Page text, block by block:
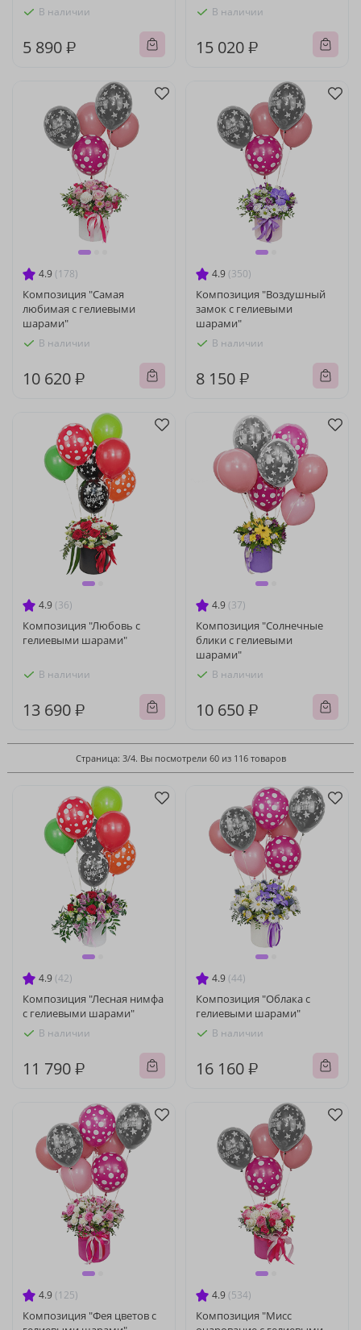
В наличии
5 890 ₽
В наличии
15 020 ₽
4.9 (178)
Композиция "Самая
любимая с гелиевыми
шарами"
В наличии
10 620 ₽
4.9 (350)
Композиция "Воздушный
замок с гелиевыми
шарами"
В наличии
8 150 ₽
4.9 (36)
Композиция "Любовь с
гелиевыми шарами"
В наличии
13 690 ₽
4.9 (37)
Композиция "Солнечные
блики с гелиевыми
шарами"
В наличии
10 650 ₽
Страница: 3/4. Вы посмотрели 60 из 116 товаров
4.9 (42)
Композиция "Лесная нимфа
с гелиевыми шарами"
В наличии
11 790 ₽
4.9 (44)
Композиция "Облака с
гелиевыми шарами"
В наличии
16 160 ₽
4.9 (125)
Композиция "Фея цветов с
4.9 (534)
Композиция "Мисс